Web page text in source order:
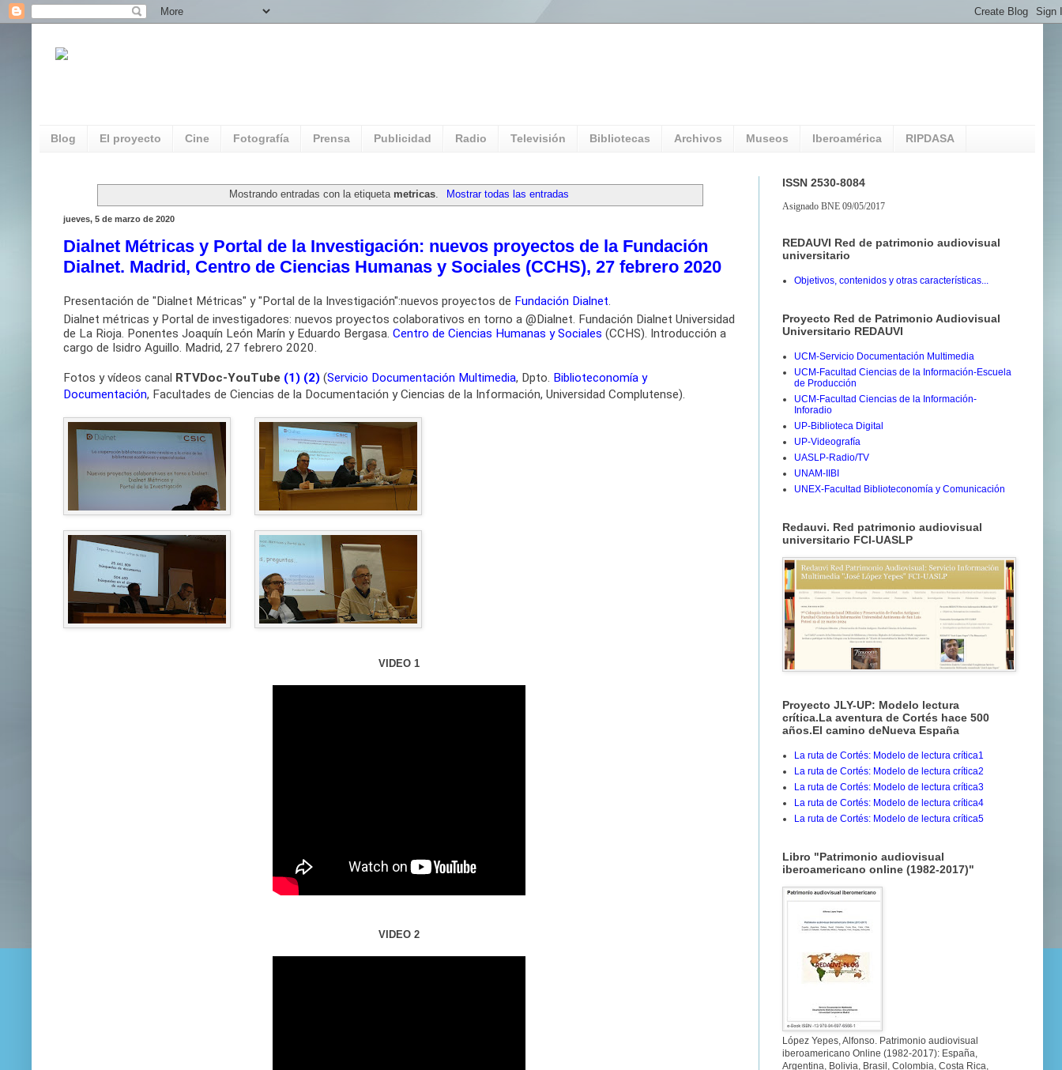
Blog El proyecto Cine Fotografía Prensa Publicidad Radio Televisión Bibliotecas Archivos Museos Iberoamérica RIPDASA
Mostrando entradas con la etiqueta metricas Mostrar todas las entradas
jueves, 5 de marzo de 2020
Dialnet Métricas y Portal de la Investigación: nuevos proyectos de la Fundación
Dialnet. Madrid, Centro de Ciencias Humanas y Sociales (CCHS), 27 febrero 2020
Presentación de "Dialnet Métricas" y "Portal de la Investigación":nuevos proyectos de Fundación Dialnet.
Dialnet métricas y Portal de investigadores: nuevos proyectos colaborativos en torno a @Dialnet. Fundación Dialnet Universidad
de La Rioja. Ponentes Joaquín León Marín y Eduardo Bergasa. Centro de Ciencias Humanas y Sociales (CCHS). Introducción a
cargo de Isidro Aguillo. Madrid, 27 febrero 2020.
Fotos y vídeos canal RTVDoc-YouTube (1) (2) (Servicio Documentación Multimedia, Dpto. Biblioteconomía y
Documentación, Facultades de Ciencias de la Documentación y Ciencias de la Información, Universidad Complutense).
VIDEO 1
VIDEO 2
ISSN 2530-8084
Asignado BNE 09/05/2017
REDAUVI Red de patrimonio audiovisual
universitario
Objetivos, contenidos y otras características...
Proyecto Red de Patrimonio Audiovisual
Universitario REDAUVI
UCM-Servicio Documentación Multimedia
UCM-Facultad Ciencias de la Información-Escuela
de Producción
UCM-Facultad Ciencias de la Información-
Inforadio
UP-Biblioteca Digital
UP-Videografía
UASLP-Radio/TV
UNAM-IIBI
UNEX-Facultad Biblioteconomía y Comunicación
Redauvi. Red patrimonio audiovisual
universitario FCI-UASLP
Proyecto JLY-UP: Modelo lectura
crítica.La aventura de Cortés hace 500
años.El camino deNueva España
La ruta de Cortés: Modelo de lectura crítica1
La ruta de Cortés: Modelo de lectura crítica2
La ruta de Cortés: Modelo de lectura crítica3
La ruta de Cortés: Modelo de lectura crítica4
La ruta de Cortés: Modelo de lectura crítica5
Libro "Patrimonio audiovisual
iberoamericano online (1982-2017)"
López Yepes, Alfonso. Patrimonio audiovisual
iberoamericano Online (1982-2017): España,
Argentina, Bolivia, Brasil, Colombia, Costa Rica,